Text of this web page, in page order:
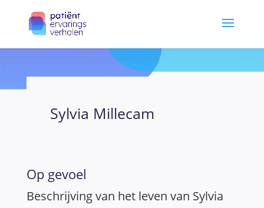
Sylvia Millecam
Op gevoel
Beschrijving van het leven van Sylvia